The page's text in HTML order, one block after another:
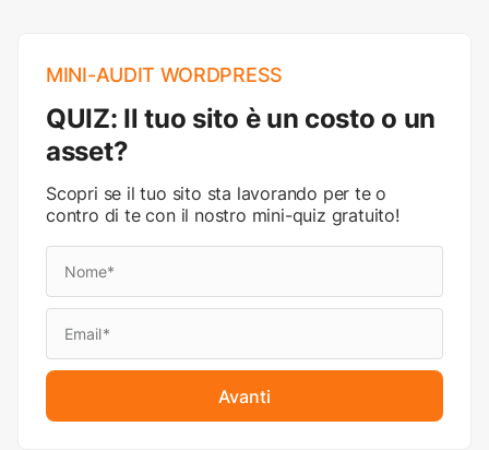
MINI-AUDIT WORDPRESS
QUIZ: Il tuo sito è un costo o un
asset?
Scopri se il tuo sito sta lavorando per te o
contro di te con il nostro mini-quiz gratuito!
Avanti